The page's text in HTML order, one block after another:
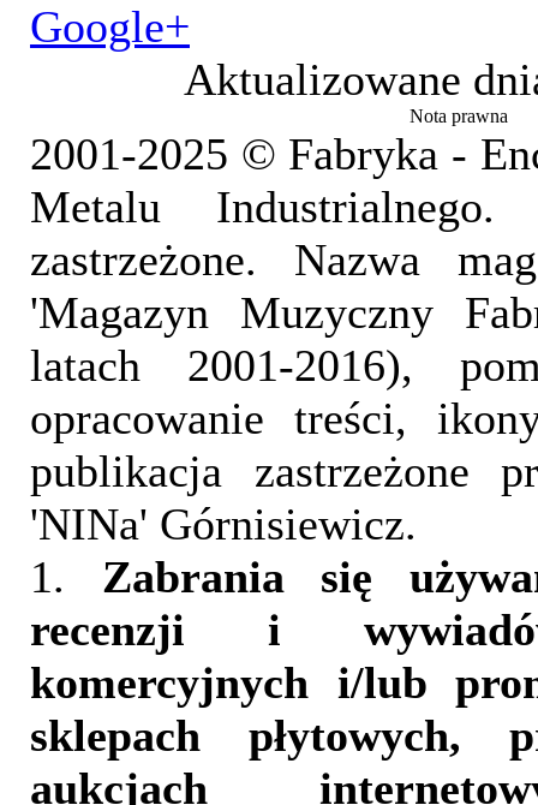
Google+
Aktualizowane
Nota prawna
2001-2025 © Fabryka -
Metalu
zastrzeżone. Nazwa
'Magazyn Muzyczny
latach 2001-2016),
opracowanie treści,
publikacja zastrzeżone
'NINa' Górnisiewicz.
1. Zabrania się
recenzji i
komercyjnych i/lub
sklepach płytowych,
aukcjach